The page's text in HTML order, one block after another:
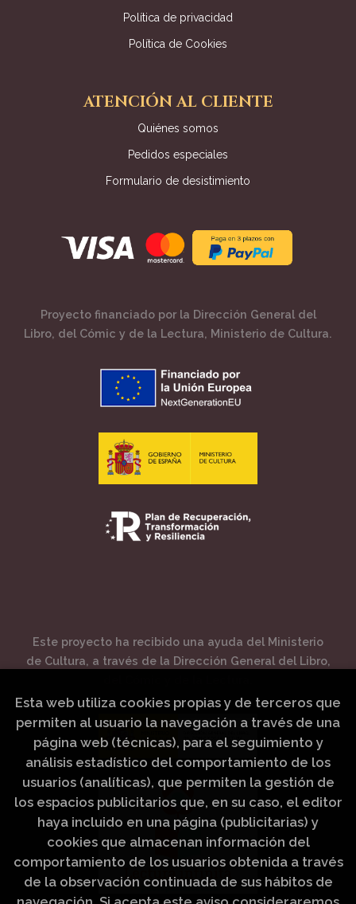
Política de privacidad
Política de Cookies
ATENCIÓN AL CLIENTE
Quiénes somos
Pedidos especiales
Formulario de desistimiento
Proyecto financiado por la Dirección General del
Libro, del Cómic y de la Lectura, Ministerio de Cultura.
Este proyecto ha recibido una ayuda del Ministerio
de Cultura, a través de la Dirección General del Libro,
Esta web utiliza cookies propias y de terceros que
permiten al usuario la navegación a través de una
página web (técnicas), para el seguimiento y
análisis estadístico del comportamiento de los
usuarios (analíticas), que permiten la gestión de
los espacios publicitarios que, en su caso, el editor
haya incluido en una página (publicitarias) y
cookies que almacenan información del
comportamiento de los usuarios obtenida a través
de la observación continuada de sus hábitos de